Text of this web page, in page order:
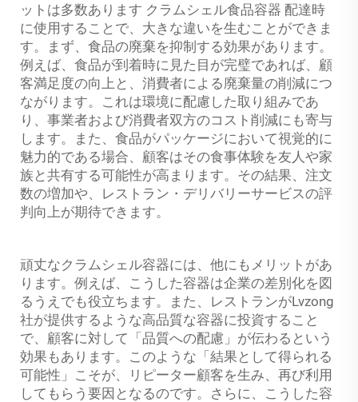
ットは多数あります クラムシェル食品容器 配達時
に使用することで、大きな違いを生むことができま
す。まず、食品の廃棄を抑制する効果があります。
例えば、食品が到着時に見た目が完璧であれば、顧
客満足度の向上と、消費者による廃棄量の削減につ
ながります。これは環境に配慮した取り組みであ
り、事業者および消費者双方のコスト削減にも寄与
します。また、食品がパッケージにおいて視覚的に
魅力的である場合、顧客はその食事体験を友人や家
族と共有する可能性が高まります。その結果、注文
数の増加や、レストラン・デリバリーサービスの評
判向上が期待できます。
頑丈なクラムシェル容器には、他にもメリットがあ
ります。例えば、こうした容器は企業の差別化を図
るうえでも役立ちます。また、レストランがLvzong
社が提供するような高品質な容器に投資すること
で、顧客に対して「品質への配慮」が伝わるという
効果もあります。このような「結果として得られる
可能性」こそが、リピーター顧客を生み、再び利用
してもらう要因となるのです。さらに、こうした容